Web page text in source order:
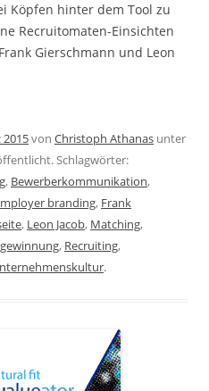
Köpfen hinter dem Tool zu
Recruitomaten-Einsichten
Gierschmann und Leon
2015von Christoph Athanas unter
Schlagwörter:
, Bewerberkommunikation,
branding, Frank
, Leon Jacob, Matching,
, Recruiting,
.